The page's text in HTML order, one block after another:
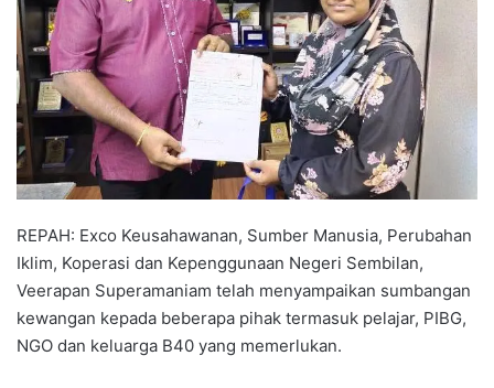
m
a
REPAH: Exco Keusahawanan, Sumber Manusia, Perubahan
Iklim, Koperasi dan Kepenggunaan Negeri Sembilan,
Veerapan Superamaniam telah menyampaikan sumbangan
kewangan kepada beberapa pihak termasuk pelajar, PIBG,
NGO dan keluarga B40 yang memerlukan.